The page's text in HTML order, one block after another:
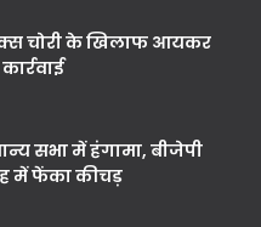
चोरी के खिलाफ आयकर
सभा में हंगामा, बीजेपी
में फेंका कीचड़